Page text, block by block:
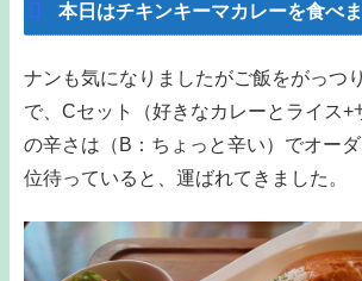
本日はチキンキーマカレーを食べま
ナンも気になりましたがご飯をがっつ
で、Cセット（好きなカレーとライス+
の辛さは（B：ちょっと辛い）でオー
位待っていると、運ばれてきました。